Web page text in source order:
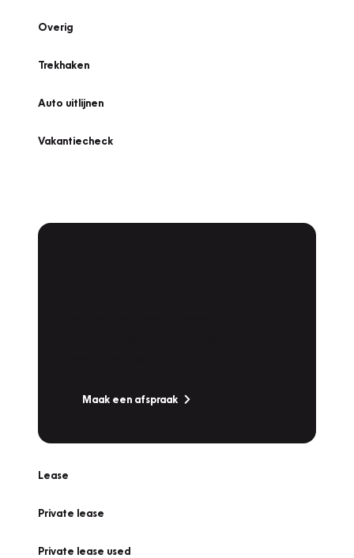
Overig
Trekhaken
Auto uitlijnen
Vakantiecheck
Maak een afspraak
Lease
Private lease
Private lease used